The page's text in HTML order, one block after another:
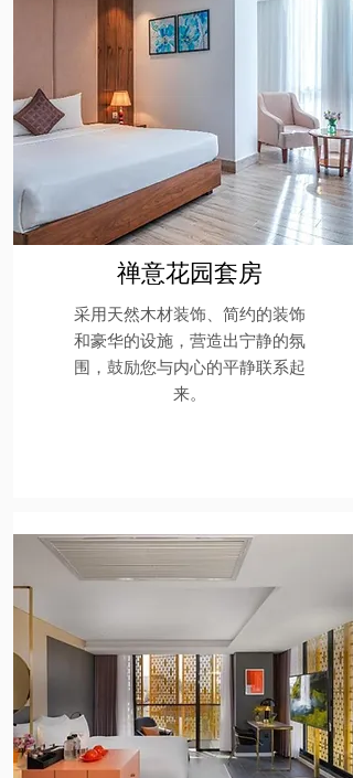
禅意花园套房
采用天然木材装饰、简约的装饰
和豪华的设施，营造出宁静的氛
围，鼓励您与内心的平静联系起
来。